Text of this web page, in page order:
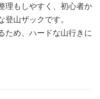
理もしやすく、初心者か
山ザックです。
ため、ハードな山行きに